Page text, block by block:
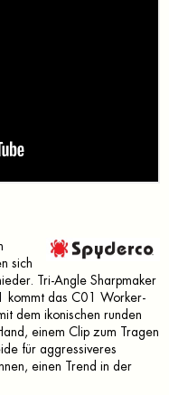
sich
Tri-Angle Sharpmaker
kommt das C01 Worker-
dem ikonischen runden
einem Clip zum Tragen
für aggressiveres
einen Trend in der